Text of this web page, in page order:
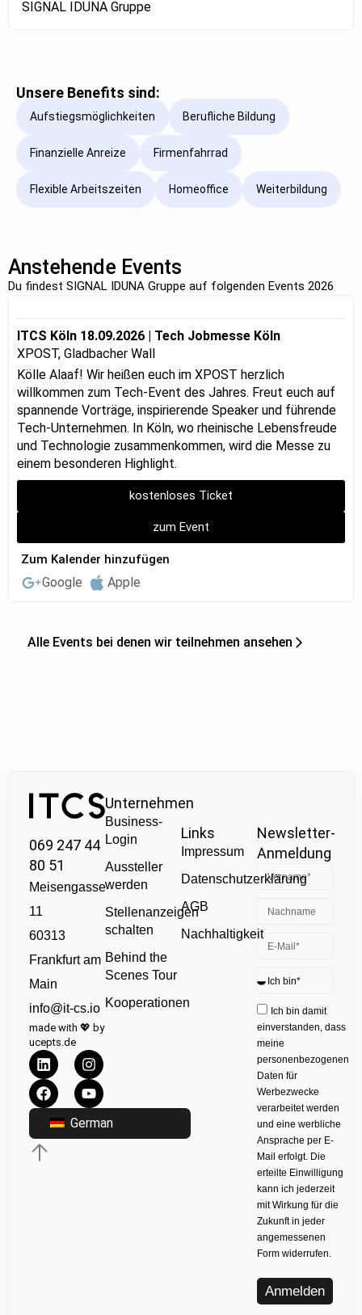
SIGNAL IDUNA Gruppe
Unsere Benefits sind:
Aufstiegsmöglichkeiten Berufliche Bildung
Finanzielle Anreize Firmenfahrrad
Flexible Arbeitszeiten Homeoffice Weiterbildung
Anstehende Events
Du findest SIGNAL IDUNA Gruppe auf folgenden Events 2026
ITCS Köln 18.09.2026 | Tech Jobmesse Köln
XPOST, Gladbacher Wall
Kölle Alaaf! Wir heißen euch im XPOST herzlich
willkommen zum Tech-Event des Jahres. Freut euch auf
spannende Vorträge, inspirierende Speaker und führende
Tech-Unternehmen. In Köln, wo rheinische Lebensfreude
und Technologie zusammenkommen, wird die Messe zu
einem besonderen Highlight.
kostenloses Ticket
zum Event
Zum Kalender hinzufügen
Google Apple
Alle Events bei denen wir teilnehmen ansehen
069 247 44
80 51
Meisengasse
11
60313
Frankfurt am
Main
info@it-cs.io
made with 💖 by
ucepts.de
German
Unternehmen
Business-
Login
Aussteller
werden
Stellenanzeigen
schalten
Behind the
Scenes Tour
Kooperationen
Links
Impressum
Datenschutzerklärung
AGB
Nachhaltigkeit
Newsletter-
Anmeldung
Ich bin damit
einverstanden, dass
meine
personenbezogenen
Daten für
Werbezwecke
verarbeitet werden
und eine werbliche
Ansprache per E-
Mail erfolgt. Die
erteilte Einwilligung
kann ich jederzeit
mit Wirkung für die
Zukunft in jeder
angemessenen
Form widerrufen.
Anmelden